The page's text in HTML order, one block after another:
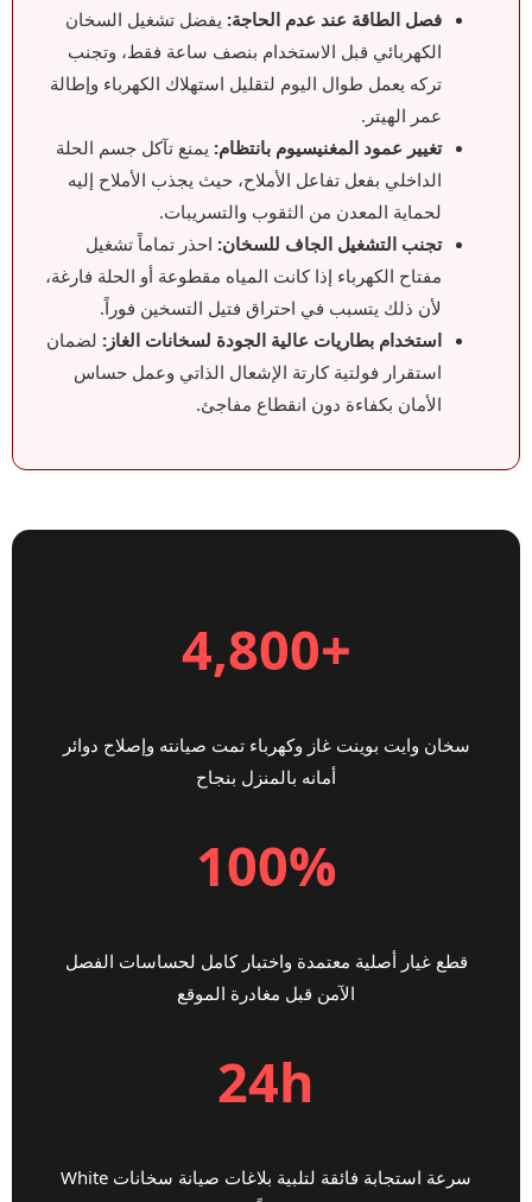
فصل الطاقة عند عدم الحاجة: يفضل تشغيل السخان
الكهربائي قبل الاستخدام بنصف ساعة فقط، وتجنب
تركه يعمل طوال اليوم لتقليل استهلاك الكهرباء وإطالة
عمر الهيتر.
تغيير عمود المغنيسيوم بانتظام: يمنع تآكل جسم الحلة
الداخلي بفعل تفاعل الأملاح، حيث يجذب الأملاح إليه
لحماية المعدن من الثقوب والتسريبات.
تجنب التشغيل الجاف للسخان: احذر تماماً تشغيل
مفتاح الكهرباء إذا كانت المياه مقطوعة أو الحلة فارغة،
لأن ذلك يتسبب في احتراق فتيل التسخين فوراً.
استخدام بطاريات عالية الجودة لسخانات الغاز: لضمان
استقرار فولتية كارتة الإشعال الذاتي وعمل حساس
الأمان بكفاءة دون انقطاع مفاجئ.
+4,800
سخان وايت بوينت غاز وكهرباء تمت صيانته وإصلاح دوائر
أمانه بالمنزل بنجاح
100%
قطع غيار أصلية معتمدة واختبار كامل لحساسات الفصل
الآمن قبل مغادرة الموقع
24h
سرعة استجابة فائقة لتلبية بلاغات صيانة سخانات White